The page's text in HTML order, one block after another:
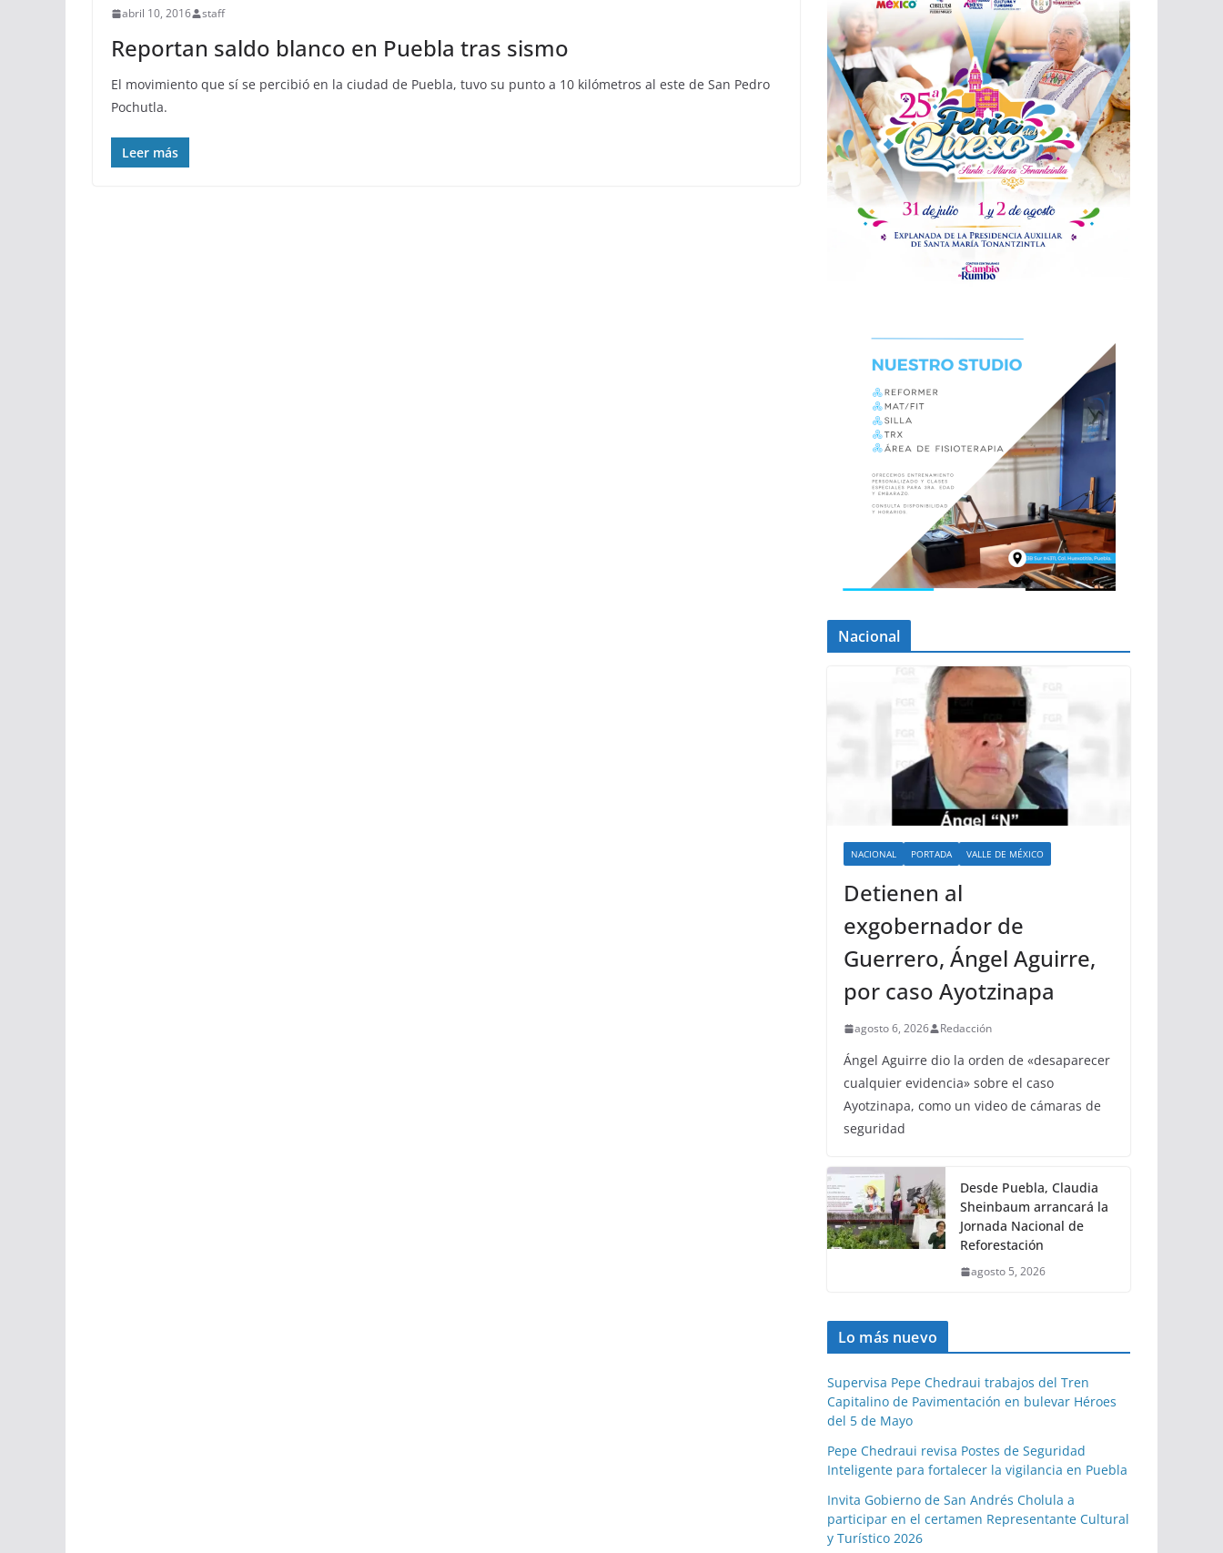
abril 10, 2016 staff
Reportan saldo blanco en Puebla tras sismo
El movimiento que sí se percibió en la ciudad de Puebla, tuvo su punto a 10 kilómetros al este de San Pedro
Pochutla.
Leer más
Nacional
NACIONAL PORTADA VALLE DE MÉXICO
Detienen al
exgobernador de
Guerrero, Ángel Aguirre,
por caso Ayotzinapa
agosto 6, 2026 Redacción
Ángel Aguirre dio la orden de «desaparecer
cualquier evidencia» sobre el caso
Ayotzinapa, como un video de cámaras de
seguridad
Desde Puebla, Claudia
Sheinbaum arrancará la
Jornada Nacional de
Reforestación
agosto 5, 2026
Lo más nuevo
Supervisa Pepe Chedraui trabajos del Tren
Capitalino de Pavimentación en bulevar Héroes
del 5 de Mayo
Pepe Chedraui revisa Postes de Seguridad
Inteligente para fortalecer la vigilancia en Puebla
Invita Gobierno de San Andrés Cholula a
participar en el certamen Representante Cultural
y Turístico 2026